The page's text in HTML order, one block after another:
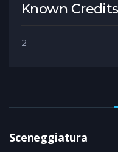
Known Credits
2
Sceneggiatura